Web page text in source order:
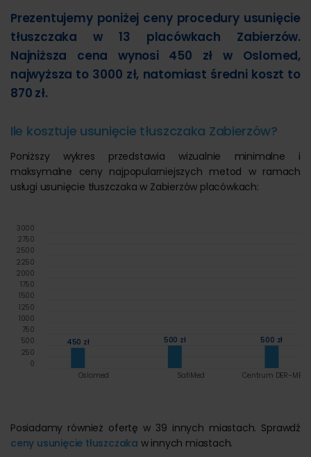
Prezentujemy poniżej ceny procedury usunięcie
tłuszczaka w 13 placówkach Zabierzów.
Najniższa cena wynosi 450 zł w Oslomed,
najwyższa to 3000 zł, natomiast średni koszt to
870 zł.
Ile kosztuje usunięcie tłuszczaka Zabierzów?
Poniższy wykres przedstawia wizualnie minimalne i
maksymalne ceny najpopularniejszych metod w ramach
usługi usunięcie tłuszczaka w Zabierzów placówkach:
450 zł 500 zł 500 zł
Oslomed SafiMed Centrum DER-MED
0
250
500
750
1000
1250
1500
1750
2000
2250
2500
2750
3000
Posiadamy również ofertę w 39 innych miastach. Sprawdź
ceny usunięcie tłuszczaka w innych miastach.